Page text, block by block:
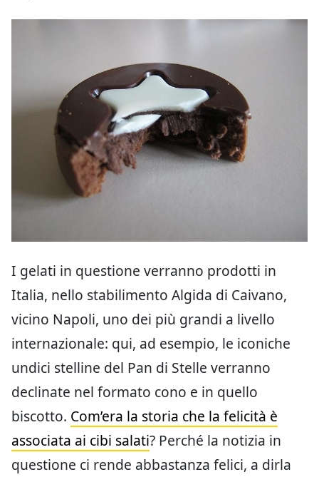
I gelati in questione verranno prodotti in
Italia, nello stabilimento Algida di Caivano,
vicino Napoli, uno dei più grandi a livello
internazionale: qui, ad esempio, le iconiche
undici stelline del Pan di Stelle verranno
declinate nel formato cono e in quello
biscotto. Com’era la storia che la felicità è
associata ai cibi salati? Perché la notizia in
questione ci rende abbastanza felici, a dirla